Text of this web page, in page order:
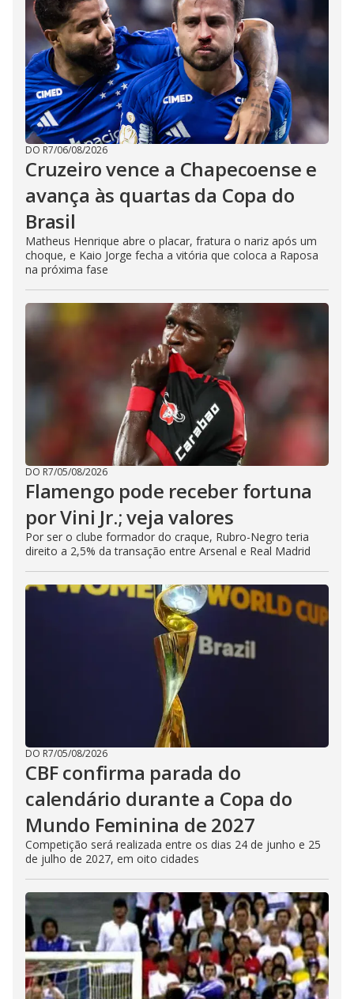
DO R7/06/08/2026
Cruzeiro vence a Chapecoense e
avança às quartas da Copa do
Brasil
Matheus Henrique abre o placar, fratura o nariz após um
choque, e Kaio Jorge fecha a vitória que coloca a Raposa
na próxima fase
DO R7/05/08/2026
Flamengo pode receber fortuna
por Vini Jr.; veja valores
Por ser o clube formador do craque, Rubro-Negro teria
direito a 2,5% da transação entre Arsenal e Real Madrid
DO R7/05/08/2026
CBF confirma parada do
calendário durante a Copa do
Mundo Feminina de 2027
Competição será realizada entre os dias 24 de junho e 25
de julho de 2027, em oito cidades